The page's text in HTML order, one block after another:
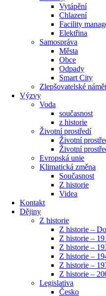
Vytápění
Chlazení
Facility
Elektřina
Samospráva
Města
Obce
Odpady
Smart City
Zlepšovatelské
Výzvy
Voda
současnost
z historie
Životní prostředí
Životní
Životní
Evropská unie
Klimatická změna
Současnost
Z historie
Videa
Kontakt
Dějiny
Z historie
Z historie –
Z historie –
Z historie –
Z historie –
Z historie –
Z historie –
Legislativa
Česko